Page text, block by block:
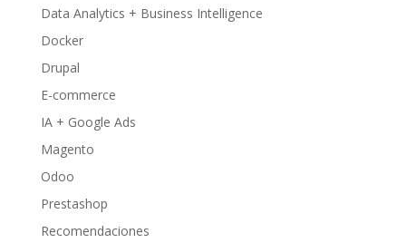
Data Analytics + Business Intelligence
Docker
Drupal
E-commerce
IA + Google Ads
Magento
Odoo
Prestashop
Recomendaciones